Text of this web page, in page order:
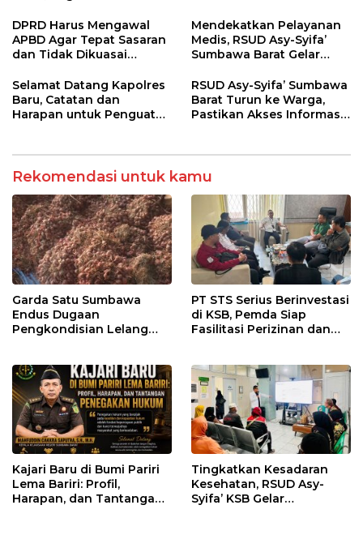
hingga WNA
DPRD Harus Mengawal
APBD Agar Tepat Sasaran
dan Tidak Dikuasai
Tertentu
Mendekatkan Pelayanan
Medis, RSUD Asy-Syifa’
Sumbawa Barat Gelar
Kesehatan di Taliwang
Selamat Datang Kapolres
Baru, Catatan dan
Harapan untuk Penguatan
RSUD Asy-Syifa’ Sumbawa
Barat Turun ke Warga,
Pastikan Akses Informasi
Rekomendasi untuk kamu
Garda Satu Sumbawa
Endus Dugaan
Pengkondisian Lelang
senilai Rp 7,5 Miliar
PT STS Serius Berinvestasi
di KSB, Pemda Siap
Fasilitasi Perizinan dan
Kajari Baru di Bumi Pariri
Lema Bariri: Profil,
Harapan, dan Tantangan
Tingkatkan Kesadaran
Kesehatan, RSUD Asy-
Syifa’ KSB Gelar